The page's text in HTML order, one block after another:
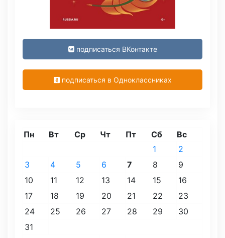
подписаться ВКонтакте
подписаться в Одноклассниках
Пн Вт Ср Чт Пт Сб Вс
1
2
3
4 5 6 7 8
9
10
11 12 13 14 15
16
17
18 19 20 21 22
23
24
25 26 27 28 29
30
31